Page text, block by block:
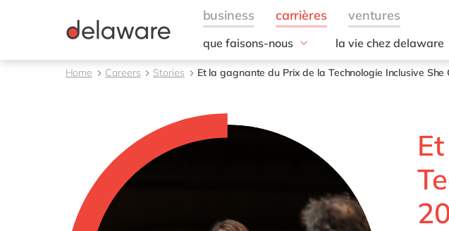
que faisons-nous
Nos domaines d'expertise
Projets
la vie chez delaware
ce que nous offrons
Home Careers Stories Et la gagnante du Prix de la Technologie Inclusive She